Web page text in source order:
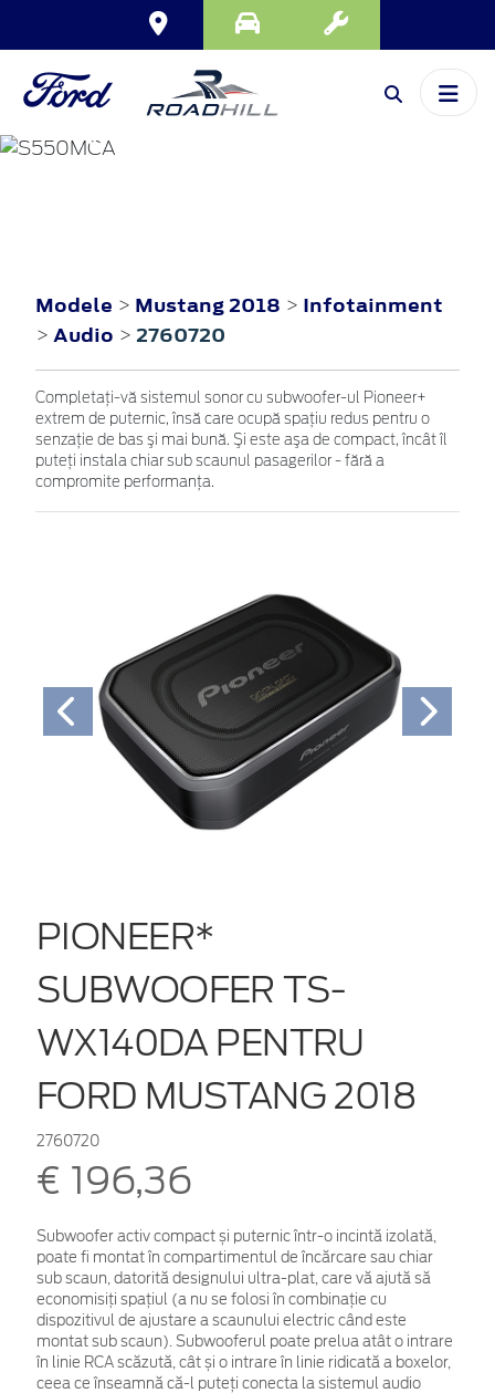
MUSTANG
Modele > Mustang 2018 > Infotainment
> Audio > 2760720
Completaţi-vă sistemul sonor cu subwoofer-ul Pioneer+
extrem de puternic, însă care ocupă spaţiu redus pentru o
senzaţie de bas şi mai bună. Şi este aşa de compact, încât îl
puteţi instala chiar sub scaunul pasagerilor - fără a
compromite performanţa.
PIONEER*
SUBWOOFER TS-
WX140DA PENTRU
FORD MUSTANG 2018
2760720
€ 196,36
Subwoofer activ compact și puternic într-o incintă izolată,
poate fi montat în compartimentul de încărcare sau chiar
sub scaun, datorită designului ultra-plat, care vă ajută să
economisiți spațiul (a nu se folosi în combinație cu
dispozitivul de ajustare a scaunului electric când este
montat sub scaun). Subwooferul poate prelua atât o intrare
în linie RCA scăzută, cât și o intrare în linie ridicată a boxelor,
ceea ce înseamnă că-l puteți conecta la sistemul audio